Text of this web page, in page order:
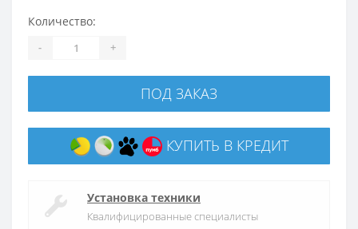
Количество:
- +
ПОД ЗАКАЗ
КУПИТЬ В КРЕДИТ
Установка техники
Квалифицированные специалисты